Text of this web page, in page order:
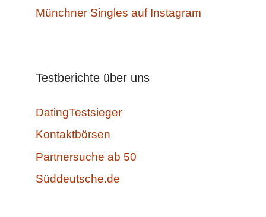
Münchner Singles auf Instagram
Testberichte über uns
DatingTestsieger
Kontaktbörsen
Partnersuche ab 50
Süddeutsche.de